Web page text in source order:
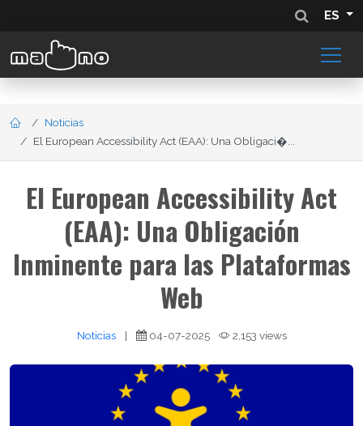
ES
Noticias
El European Accessibility Act (EAA): Una Obligaci�...
El European Accessibility Act
(EAA): Una Obligación
Inminente para las Plataformas
Web
Noticias | 04-07-2025 2,153 views